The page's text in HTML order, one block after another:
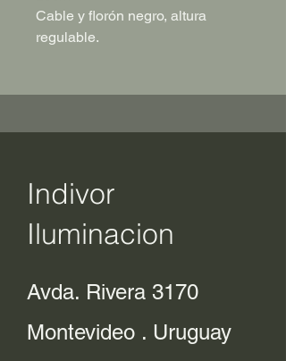
Cable y florón negro, altura
regulable.
Indivor
Iluminacion
Avda. Rivera 3170
Montevideo . Uruguay